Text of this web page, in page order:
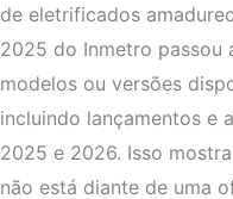
de eletrificados
2025 do Inmetro passou
modelos ou versões
incluindo lançamentos e
2025 e 2026. Isso
não está diante de uma